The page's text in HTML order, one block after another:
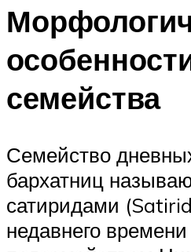
семейства
Семейство
бархатниц
сатиридами
недавнего